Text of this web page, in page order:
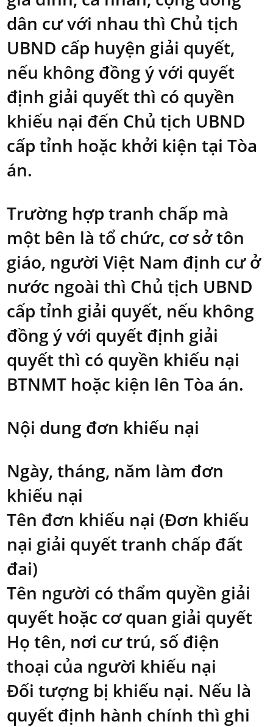
dân cư với nhau thì Chủ tịch
UBND cấp huyện giải quyết,
nếu không đồng ý với quyết
định giải quyết thì có quyền
khiếu nại đến Chủ tịch UBND
cấp tỉnh hoặc khởi kiện tại Tòa
án.
Trường hợp tranh chấp mà
một bên là tổ chức, cơ sở tôn
giáo, người Việt Nam định cư ở
nước ngoài thì Chủ tịch UBND
cấp tỉnh giải quyết, nếu không
đồng ý với quyết định giải
quyết thì có quyền khiếu nại
BTNMT hoặc kiện lên Tòa án.
Nội dung đơn khiếu nại
Ngày, tháng, năm làm đơn
khiếu nại
Tên đơn khiếu nại (Đơn khiếu
nại giải quyết tranh chấp đất
đai)
Tên người có thẩm quyền giải
quyết hoặc cơ quan giải quyết
Họ tên, nơi cư trú, số điện
thoại của người khiếu nại
Đối tượng bị khiếu nại. Nếu là
quyết định hành chính thì ghi